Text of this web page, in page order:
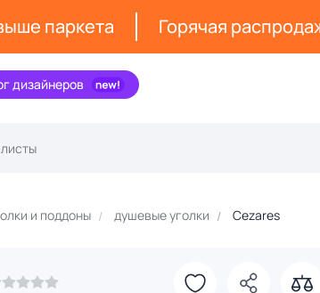
паркета Горячая
дизайнеров
и поддоны душевые уголки Cezares